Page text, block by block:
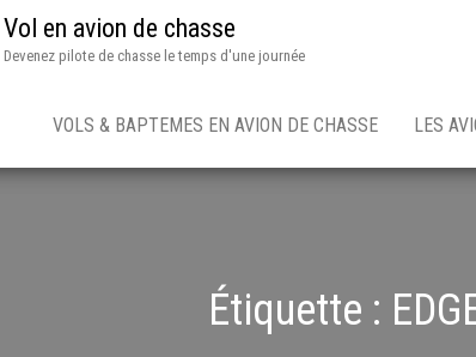
Vol en avion de chasse
Devenez pilote de chasse le temps d'une journée
VOLS & BAPTEMES EN AVION DE CHASSE LES
Étiquette :